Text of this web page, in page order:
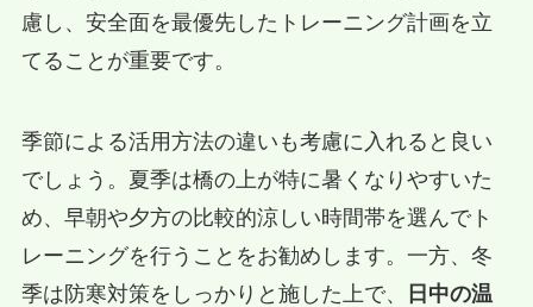
慮し、安全面を最優先したトレーニング計画を立
てることが重要です。
季節による活用方法の違いも考慮に入れると良い
でしょう。夏季は橋の上が特に暑くなりやすいた
め、早朝や夕方の比較的涼しい時間帯を選んでト
レーニングを行うことをお勧めします。一方、冬
季は防寒対策をしっかりと施した上で、
日中の温